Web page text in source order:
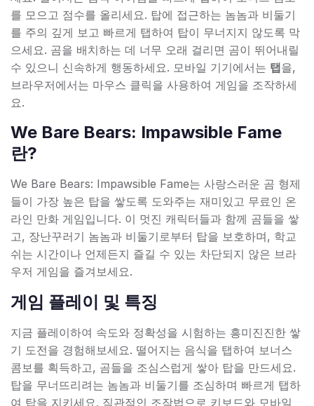
를 모으고 점수를 올리세요. 탑에 접근하는 놈놈과 비둘기
를 주의 깊게 보고 빠르게 탭하여 탑이 무너지지 않도록 막
으세요. 곰을 배치하는 데 너무 오래 걸리면 곰이 뛰어내릴
수 있으니 신속하게 행동하세요. 모바일 기기에서는 탭을,
브라우저에서는 마우스 클릭을 사용하여 게임을 조작하세
요.
We Bare Bears: Impawsible Fame
란?
We Bare Bears: Impawsible Fame는 사랑스러운 곰 형제
들이 가장 높은 탑을 쌓도록 도와주는 재미있고 무료인 온
라인 만화 게임입니다. 이 멋진 캐릭터들과 함께 곰들을 쌓
고, 장난꾸러기 놈놈과 비둘기로부터 탑을 보호하며, 학교
쉬는 시간이나 언제든지 즐길 수 있는 차단되지 않은 브라
우저 게임을 즐겨보세요.
게임 플레이 및 특징
지금 플레이하여 속도와 정확성을 시험하는 흥미진진한 쌓
기 도전을 경험해보세요. 떨어지는 음식을 탭하여 보너스
콤보를 획득하고, 곰들을 조심스럽게 쌓아 탑을 만드세요.
탑을 무너뜨리려는 놈놈과 비둘기를 조심하며 빠르게 탭하
여 탑을 지키세요. 직관적인 조작법으로 키보드와 모바일